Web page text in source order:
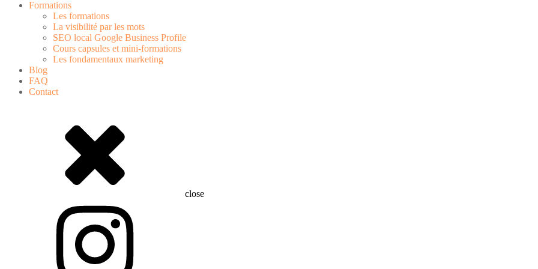
Formations
Les formations
La visibilité par les mots
SEO local Google Business Profile
Cours capsules et mini-formations
Les fondamentaux marketing
Blog
FAQ
Contact
close